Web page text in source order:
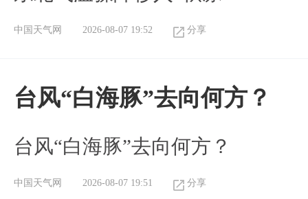
中国天气网 2026-08-07 19:52 分享
台风“白海豚”去向何方？
台风“白海豚”去向何方？
中国天气网 2026-08-07 19:51 分享